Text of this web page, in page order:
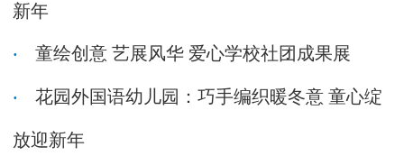
新年
童绘创意 艺展风华 爱心学校社团成果展
花园外国语幼儿园：巧手编织暖冬意 童心绽
放迎新年